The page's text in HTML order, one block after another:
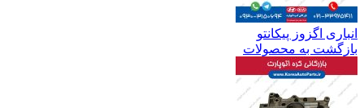
انباری اگزوز پیکانتو
بازگشت به محصولات